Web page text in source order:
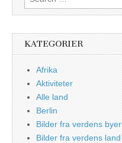
for:
KATEGORIER
Afrika
Aktiviteter
Alle land
Berlin
Bilder fra verdens byer
Bilder fra verdens land